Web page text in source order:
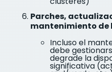
Parches,
mantenimiento
Incluso el
debe
degrade la
significativa